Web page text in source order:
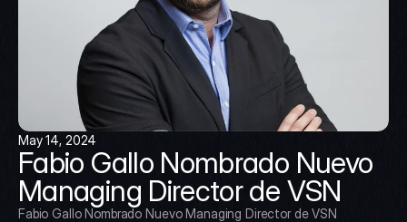
May 14, 2024
Fabio Gallo Nombrado Nuevo
Managing Director de VSN
Fabio Gallo Nombrado Nuevo Managing Director de VSN